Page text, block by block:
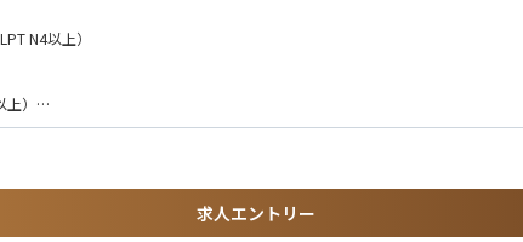
ら事業運営を支援していただきます。
実現するための意思決定を支援する重要な役割を担います。
じめとする海外メンバーとの連携機会も多く、グローバルな視点やコミュニ
事業運営の知見を横断的に習得することが可能です。
づくりにも主体的に関与いただくため、事業成長を支える仕組みづくりの経
機会も多くあります。単なる数値管理に留まらず、事業成長に向けた戦略立
N4以上）
）
求人エントリー